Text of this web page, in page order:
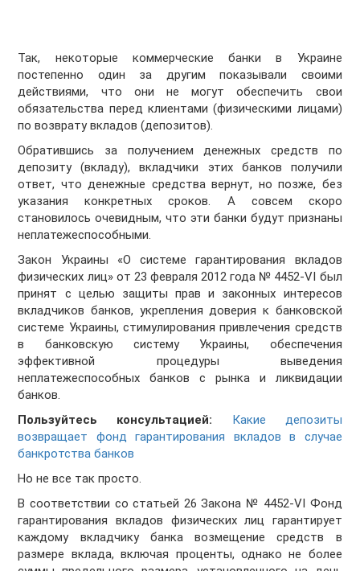
Так, некоторые коммерческие банки в Украине
постепенно один за другим показывали своими
действиями, что они не могут обеспечить свои
обязательства перед клиентами (физическими лицами)
по возврату вкладов (депозитов).
Обратившись за получением денежных средств по
депозиту (вкладу), вкладчики этих банков получили
ответ, что денежные средства вернут, но позже, без
указания конкретных сроков. А совсем скоро
становилось очевидным, что эти банки будут признаны
неплатежеспособными.
Закон Украины «О системе гарантирования вкладов
физических лиц» от 23 февраля 2012 года № 4452-VI был
принят с целью защиты прав и законных интересов
вкладчиков банков, укрепления доверия к банковской
системе Украины, стимулирования привлечения средств
в банковскую систему Украины, обеспечения
эффективной процедуры выведения
неплатежеспособных банков с рынка и ликвидации
банков.
Пользуйтесь консультацией: Какие депозиты
возвращает фонд гарантирования вкладов в случае
банкротства банков
Но не все так просто.
В соответствии со статьей 26 Закона № 4452-VI Фонд
гарантирования вкладов физических лиц гарантирует
каждому вкладчику банка возмещение средств в
размере вклада, включая проценты, однако не более